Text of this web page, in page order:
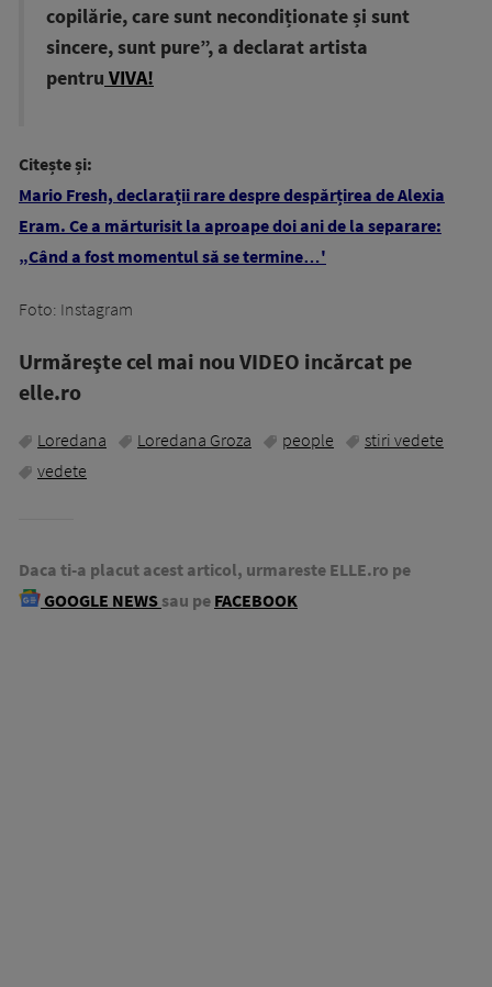
copilărie, care sunt necondiționate și sunt
sincere, sunt pure”, a declarat artista
pentru VIVA!
Citește și:
Mario Fresh, declarații rare despre despărțirea de Alexia
Eram. Ce a mărturisit la aproape doi ani de la separare:
„Când a fost momentul să se termine…'
Foto: Instagram
Urmăreşte cel mai nou VIDEO incărcat pe
elle.ro
Loredana Loredana Groza people
stiri vedete
vedete
Daca ti-a placut acest articol, urmareste ELLE.ro pe
GOOGLE NEWS sau pe FACEBOOK